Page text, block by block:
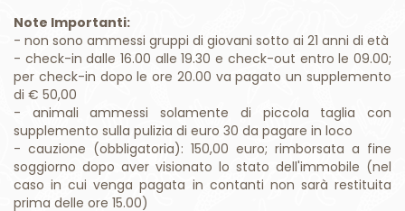
Lacona 11 km
Note Importanti:
- non sono ammessi gruppi di giovani sotto ai 21 anni di età
- check-in dalle 16.00 alle 19.30 e check-out entro le 09.00;
per check-in dopo le ore 20.00 va pagato un supplemento
di € 50,00
- animali ammessi solamente di piccola taglia con
supplemento sulla pulizia di euro 30 da pagare in loco
- cauzione (obbligatoria): 150,00 euro; rimborsata a fine
soggiorno dopo aver visionato lo stato dell'immobile (nel